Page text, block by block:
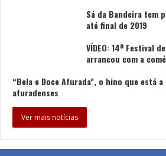
Sá da Bandeira tem
até final de 2019
VÍDEO: 14º Festival
arrancou com a
“Bela e Doce Afurada”, o hino que está
afuradenses
Ver mais notícias